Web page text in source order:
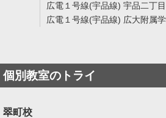
広電１号線(宇品線) 宇品二丁
広電１号線(宇品線) 広大附属
個別教室のトライ
翠町校